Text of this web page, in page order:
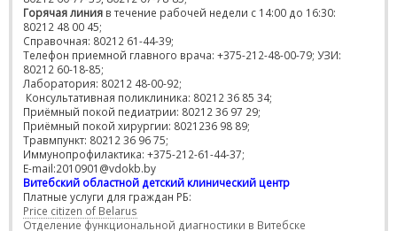
Горячая линия в течение рабочей недели с 14:00 до 16:30:
80212 48 00 45;
Справочная: 80212 61-44-39;
Телефон приемной главного врача: +375-212-48-00-79; УЗИ:
80212 60-18-85;
Лаборатория: 80212 48-00-92;
Консультативная поликлиника: 80212 36 85 34;
Приёмный покой педиатрии: 80212 36 97 29;
Приёмный покой хирургии: 8021236 98 89;
Травмпункт: 80212 36 96 75;
Иммунопрофилактика: +375-212-61-44-37;
E-mail:2010901@vdokb.by
Витебский областной детский клинический центр
Платные услуги для граждан РБ:
Price citizen of Belarus
Отделение функциональной диагностики в Витебске